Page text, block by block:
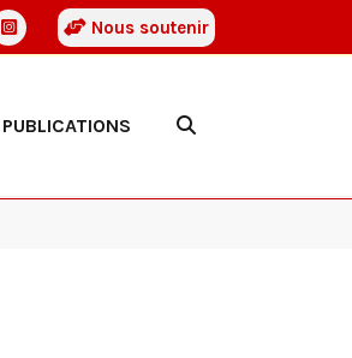
Nous soutenir
PUBLICATIONS